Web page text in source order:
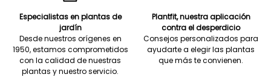
Especialistas en plantas de
jardín
Desde nuestros orígenes en
1950, estamos comprometidos
con la calidad de nuestras
plantas y nuestro servicio.
Plantfit, nuestra aplicación
contra el desperdicio
Consejos personalizados para
ayudarte a elegir las plantas
que más te convienen.